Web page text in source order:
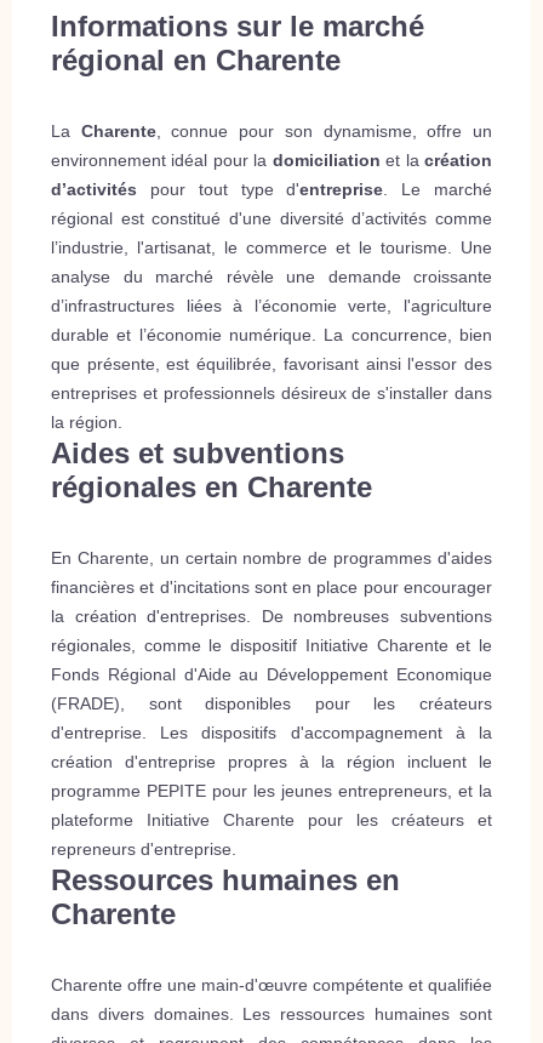
Informations sur le marché
régional en Charente
La Charente, connue pour son dynamisme, offre un
environnement idéal pour la domiciliation et lacréation
d’activités pour tout type d'entreprise . Le marché
régional est constitué d'une diversité d’activités comme
l’industrie, l'artisanat, le commerce et le tourisme. Une
analyse du marché révèle une demande croissante
d’infrastructures liées à l’économie verte, l'agriculture
durable et l’économie numérique. La concurrence, bien
que présente, est équilibrée, favorisant ainsi l'essor des
entreprises et professionnels désireux de s'installer dans
la région.
Aides et subventions
régionales en Charente
En Charente, un certain nombre de programmes d'aides
financières et d'incitations sont en place pour encourager
la création d'entreprises. De nombreuses subventions
régionales, comme le dispositif Initiative Charente et le
Fonds Régional d'Aide au Développement Economique
(FRADE), sont disponibles pour les créateurs
d'entreprise. Les dispositifs d'accompagnement à la
création d'entreprise propres à la région incluent le
programme PEPITE pour les jeunes entrepreneurs, et la
plateforme Initiative Charente pour les créateurs et
repreneurs d'entreprise.
Ressources humaines en
Charente
Charente offre une main-d'œuvre compétente et qualifiée
dans divers domaines. Les ressources humaines sont